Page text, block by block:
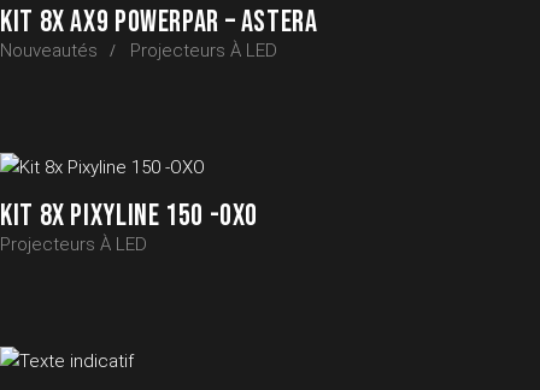
KIT 8X AX9 POWERPAR – ASTERA
Nouveautés Projecteurs À LED
KIT 8X PIXYLINE 150 -OXO
Projecteurs À LED